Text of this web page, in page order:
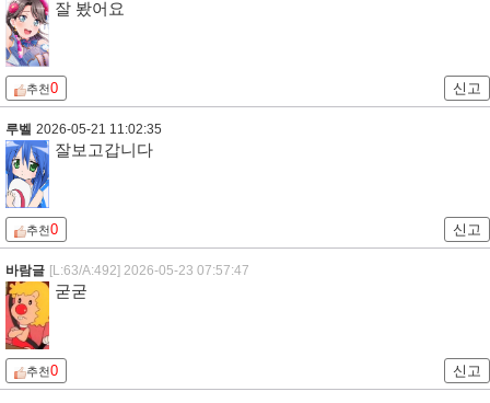
잘 봤어요
추천0 신고
루벨 2026-05-21 11:02:35
잘보고갑니다
추천0 신고
바람글 [L:63/A:492] 2026-05-23 07:57:47
굳굳
추천0 신고